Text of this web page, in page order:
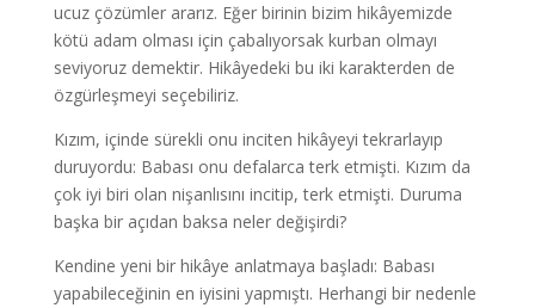
ucuz çözümler ararız. Eğer birinin bizim hikâyemizde
kötü adam olması için çabalıyorsak kurban olmayı
seviyoruz demektir. Hikâyedeki bu iki karakterden de
özgürleşmeyi seçebiliriz.
Kızım, içinde sürekli onu inciten hikâyeyi tekrarlayıp
duruyordu: Babası onu defalarca terk etmişti. Kızım da
çok iyi biri olan nişanlısını incitip, terk etmişti. Duruma
başka bir açıdan baksa neler değişirdi?
Kendine yeni bir hikâye anlatmaya başladı: Babası
yapabileceğinin en iyisini yapmıştı. Herhangi bir nedenle